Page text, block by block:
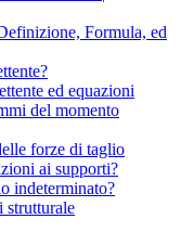
Formula, ed
ed equazioni
del momento
forze di taglio
ai supporti?
indeterminato?
strutturale